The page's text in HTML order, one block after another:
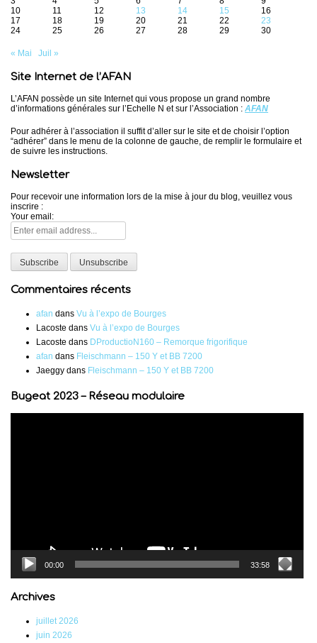
10
11 12 13 14 15
16
17
18 19 20 21 22
23
24
25 26 27 28 29 30
« Mai Juil »
Site Internet de l’AFAN
L’AFAN possède un site Internet qui vous propose un grand nombre
d’informations générales sur l’Echelle N et sur l’Association : AFAN
Pour adhérer à l’association il suffit d’aller sur le site et de choisir l’option
“adhérer” dans le menu de la colonne de gauche, de remplir le formulaire et
de suivre les instructions.
Newsletter
Pour recevoir une information lors de la mise à jour du blog, veuillez vous
inscrire :
Your email:
Commentaires récents
afan dans Vu à l’expo de Bourges
Lacoste dans Vu à l’expo de Bourges
Lacoste dans DProductioN160 – Remorque frigorifique
afan dans Fleischmann – 150 Y et BB 7200
Jaeggy dans Fleischmann – 150 Y et BB 7200
Bugeat 2023 – Réseau modulaire
00:00 33:58
Archives
juillet 2026
juin 2026